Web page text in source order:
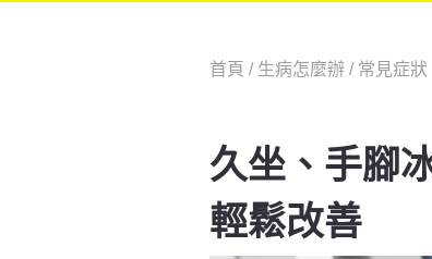
首頁 / 生病怎麼辦 / 常見症狀
久坐、手腳
輕鬆改善